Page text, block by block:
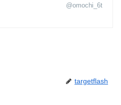
@omochi_6t
targetflash